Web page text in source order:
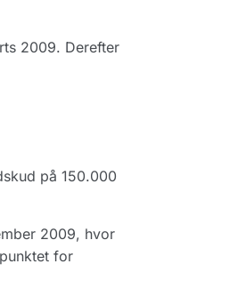
2009. Derefter
på 150.000
2009, hvor
for